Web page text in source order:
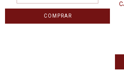
COMPRAR